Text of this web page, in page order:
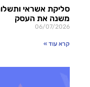
סליקת אשראי ותשלום
משנה את העסק
06/07/2026
קרא עוד »